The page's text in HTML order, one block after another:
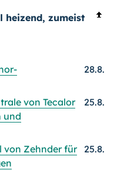
heizend, zumeist
28.8.
von Tecalor
und
25.8.
von Zehnder für
25.8.